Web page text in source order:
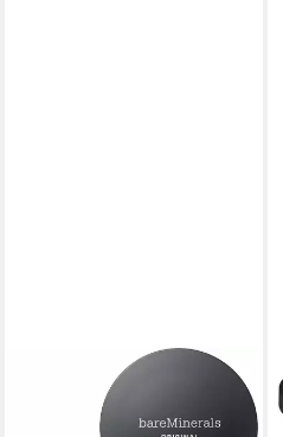
BAREMINERALS
Foundation Original
Foundation Spf15 Fair Ivory